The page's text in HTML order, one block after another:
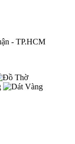
- TP.HCM​